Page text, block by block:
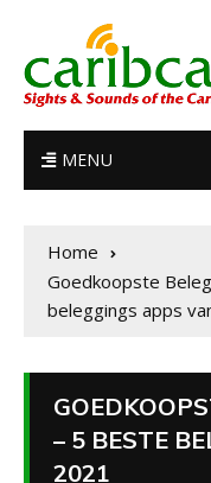
MENU
Home
Goedkoopste
beleggings apps
– 5 BESTE
2021